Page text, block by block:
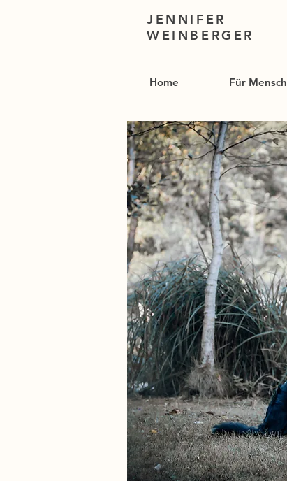
JENNIFER
WEINBERGER
Home Für Mensch